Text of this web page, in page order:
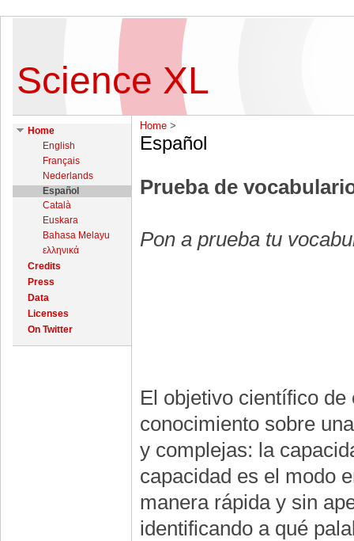
Science XL
Home
English
Français
Nederlands
Español
Català
Euskara
Bahasa Melayu
ελληνικά
Credits
Press
Data
Licenses
On Twitter
Home ‎ > ‎
Español
Prueba de
Pon a prueba tu
El objetivo científico
conocimiento sobre
y complejas: la
capacidad es el modo
manera rápida y sin
identificando a qué